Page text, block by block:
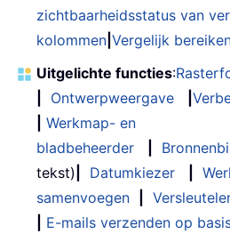
zichtbaarheidsstatus van
kolommen Vergelijk
Uitgelichte functies:
Ontwerpweergave
Werkmap- en
bladbeheerder
tekst)
Datumkiezer
samenvoegen
E-mails verzenden op